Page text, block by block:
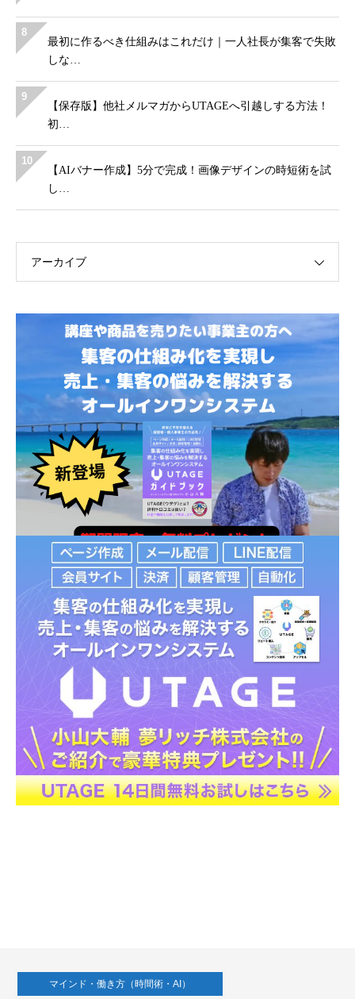
8
最初に作るべき仕組みはこれだけ｜一人社長が集客で失敗
しな…
9
【保存版】他社メルマガからUTAGEへ引越しする方法！
初…
10
【AIバナー作成】5分で完成！画像デザインの時短術を試
し…
アーカイブ
マインド・働き方（時間術・AI）